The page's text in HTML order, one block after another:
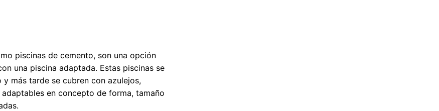
piscinas de cemento, son una opción
una piscina adaptada. Estas piscinas se
más tarde se cubren con azulejos,
en concepto de forma, tamaño